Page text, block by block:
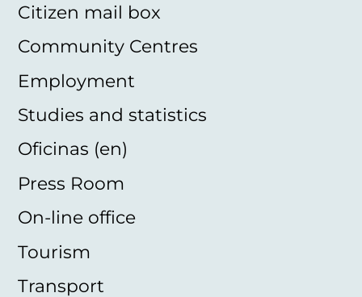
Citizen mail box
Community Centres
Employment
Studies and statistics
Oficinas (en)
Press Room
On-line office
Tourism
Transport